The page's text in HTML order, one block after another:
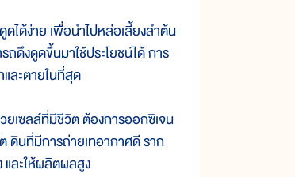
ด้ง่าย เพื่อนำไปหล่อเลี้ยงลำต้น
ดึงดูดขึ้นมาใช้ประโยชน์ได้ การ
ละตายในที่สุด
เซลล์ที่มีชีวิต ต้องการออกซิเจน
ดินที่มีการถ่ายเทอากาศดี ราก
และให้ผลิตผลสูง